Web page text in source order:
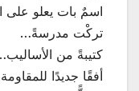
اسمٌ بات يعلو على
تركْت مدرسةً…
كتيبةً من
أفقًا جديدًا